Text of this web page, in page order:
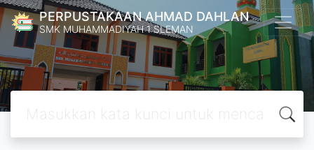
PERPUSTAKAAN AHMAD DAHLAN
SMK MUHAMMADIYAH 1 SLEMAN